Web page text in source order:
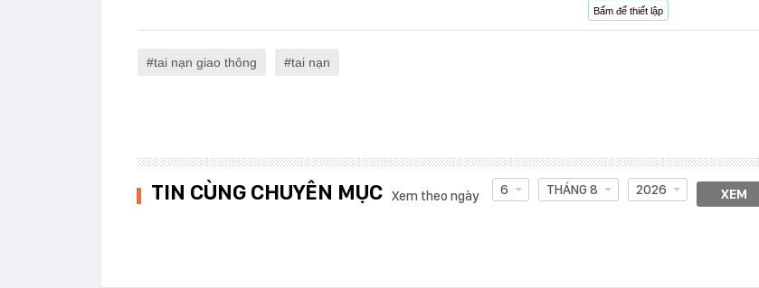
Bấm để thiết lập
tai nạn giao thông tai nạn
TIN CÙNG CHUYÊN MỤC Xem theo ngày 6 THÁNG 8 2026 XEM